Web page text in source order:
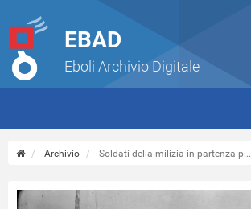
EBAD
Eboli Archivio Digitale
Archivio Soldati della milizia in partenza p...